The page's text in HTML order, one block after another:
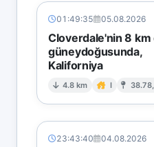
01:49:35 05.08.2026
Cloverdale'nin 8
güneydoğusunda,
Kaliforniya
4.8 km I
23:43:40 04.08.2026